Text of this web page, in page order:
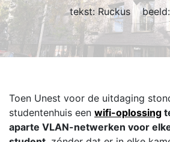
tekst: Ruckus
Toen Unest voor de uitdaging
studentenhuis een wifi-oplossing
aparte VLAN-netwerken voor